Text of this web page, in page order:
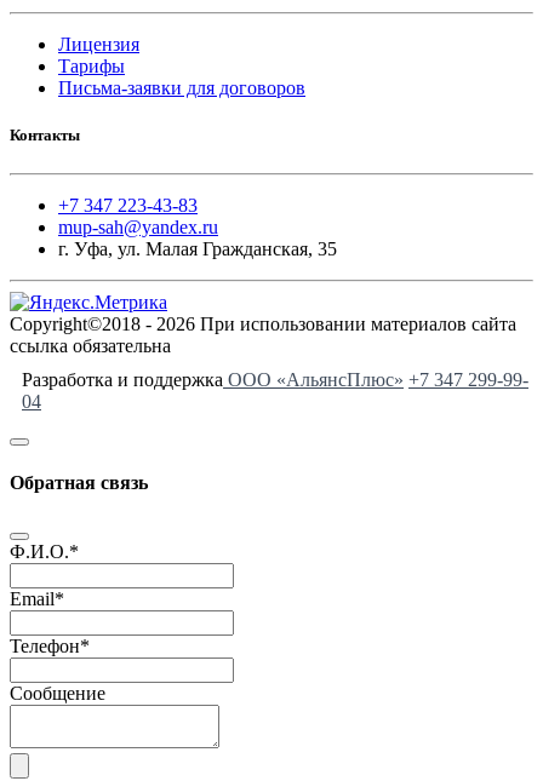
Лицензия
Тарифы
Письма-заявки для договоров
Контакты
+7 347 223-43-83
mup-sah@yandex.ru
г. Уфа, ул. Малая Гражданская, 35
Copyright©2018 - 2026 При использовании материалов сайта
ссылка обязательна
Разработка и поддержка ООО «АльянсПлюс» +7 347 299-99-
04
Обратная связь
Ф.И.О.*
Email*
Телефон*
Сообщение